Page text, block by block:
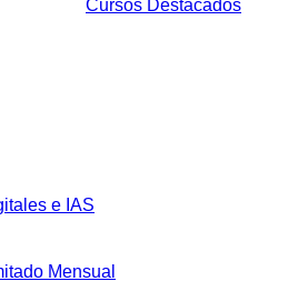
Cursos Destacados
e IAS
Mensual